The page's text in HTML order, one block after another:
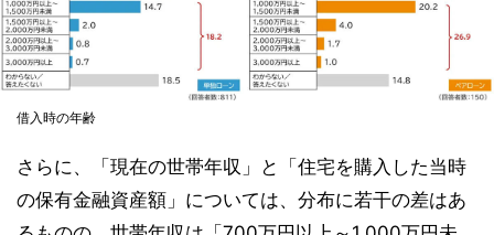
借入時の年齢
さらに、「現在の世帯年収」と「住宅を購入した当時
の保有金融資産額」については、分布に若干の差はあ